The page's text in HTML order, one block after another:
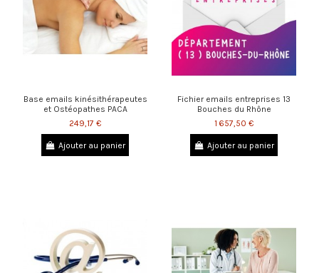
Base emails kinésithérapeutes
et Ostéopathes PACA
249,17 €
Ajouter au panier
Fichier emails entreprises 13
Bouches du Rhône
1 657,50 €
Ajouter au panier